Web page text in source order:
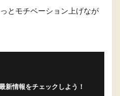
とモチベーション上げなが
新情報をチェックしよう！